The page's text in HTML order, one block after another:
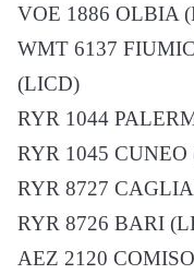
VOE 1886 OLBIA
WMT 6137
(LICD)
RYR 1044
RYR 1045
RYR 8727
RYR 8726 BARI
AEZ 2120